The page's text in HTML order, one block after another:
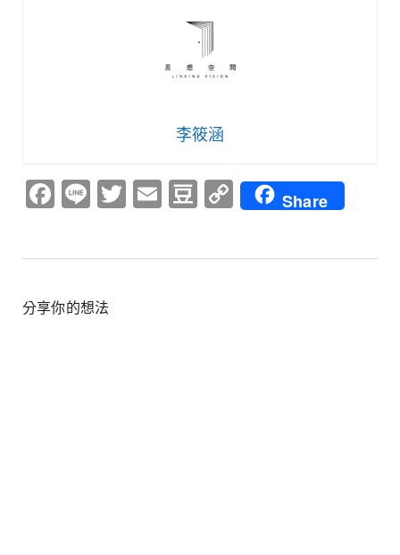
李筱涵
Facebook
LineTwitter
EmailDouban
CopyShare
分享你的想法